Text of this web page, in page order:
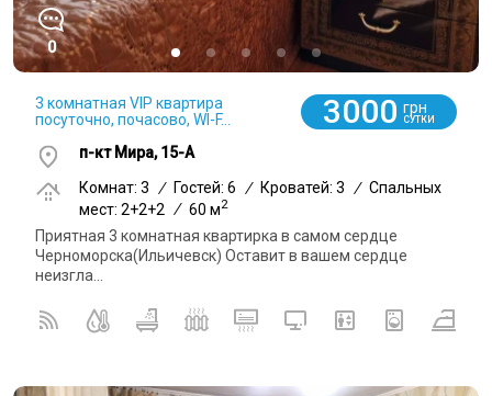
0
3 комнатная VIP квартира
посуточно, почасово, WI-F...
3000 грн
СУТКИ
п-кт Мира, 15-А
Комнат: 3
/ Гостей: 6 / Кроватей: 3 / Спальных
мест: 2+2+2
/ 60 м2
Приятная 3 комнатная квартирка в самом сердце
Черноморска(Ильичевск) Оставит в вашем сердце
неизгла...